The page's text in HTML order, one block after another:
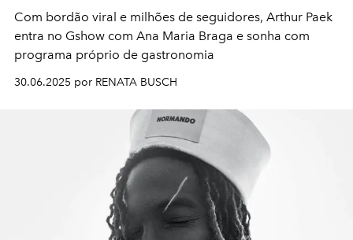
Com bordão viral e milhões de seguidores, Arthur Paek
entra no Gshow com Ana Maria Braga e sonha com
programa próprio de gastronomia
30.06.2025 por RENATA BUSCH